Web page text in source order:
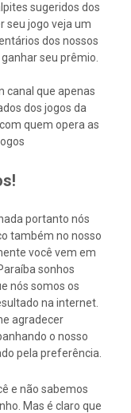
sugeridos dos
seu jogo veja um
dos nossos
seu prêmio.
canal que apenas
dos jogos da
quem opera as
portanto nós
também no nosso
você vem em
sonhos
nós somos os
na internet.
agradecer
o nosso
pela preferência.
e não sabemos
Mas é claro que